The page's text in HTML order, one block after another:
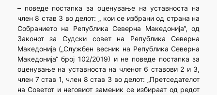
– поведе постапка за оценување на уставноста на
член 8 став 3 во делот: „ кои се избрани од страна на
Собранието на Република Северна Македонија“, од
Законот за Судски совет на Република Северна
Македонија („Службен весник на Република Северна
Македонија“ број 102/2019) и не поведе постапка за
оценување на уставноста на членот 6 ставови 2 и 3,
член 7 став 1, член 8 став 3 во делот: „Претседателот
на Советот и неговиот заменик се избираат од редот